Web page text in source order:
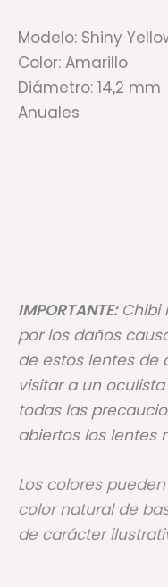
Modelo: Shiny
Color: Amarillo
Diámetro: 14,2 mm
Anuales
IMPORTANTE:Chibi
por los daños
de estos lentes de
visitar a un
todas las
abiertos los lentes
Los colores
color natural de
de carácter